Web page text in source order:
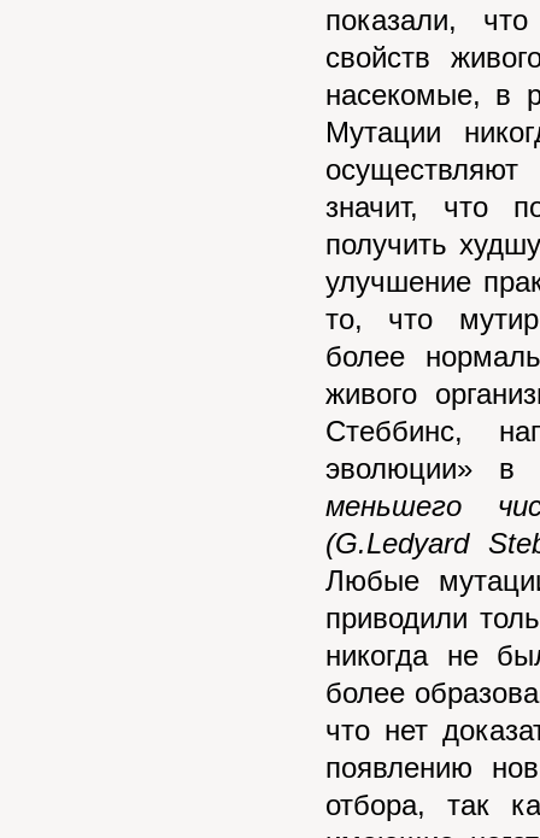
показали,
свойств
насекомые, в
Мутации
значит, что
получить
улучшение
то, что
более
живого
Стеббинс,
эволюции» в
меньшего
(G.Ledyard
Любые
приводили
никогда не
более
что нет
появлению
отбора, так